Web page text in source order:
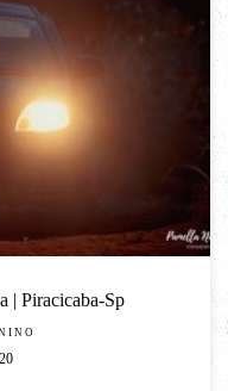
| Piracicaba-Sp
20